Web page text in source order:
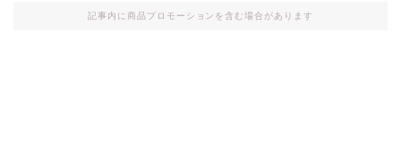
記事内に商品プロモーションを含む場合があります